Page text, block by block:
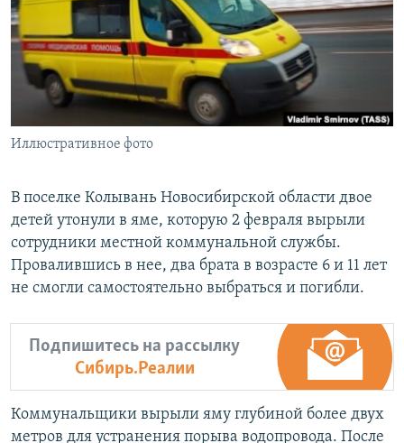
РАСПИСАНИЕ ВЕЩАНИЯ
ПОДПИШИТЕСЬ НА РАССЫЛКУ
СОЦИАЛЬНЫЕ СЕТИ
Все сайты РСЕ/РС
Иллюстративное фото
В поселке Колывань Новосибирской области двое
детей утонули в яме, которую 2 февраля вырыли
сотрудники местной коммунальной службы.
Провалившись в нее, два брата в возрасте 6 и 11 лет
не смогли самостоятельно выбраться и погибли.
Подпишитесь на рассылку
Сибирь.Реалии
Коммунальщики вырыли яму глубиной более двух
метров для устранения порыва водопровода. После